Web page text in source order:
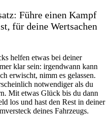
Führe einen Kampf
für deine Wertsachen
helfen etwas bei deiner
klar sein: irgendwann kann
erwischt, nimm es gelassen.
notwendiger als du
Mit etwas Glück bis du dann
los und hast den Rest in deiner
deines Fahrzeugs.